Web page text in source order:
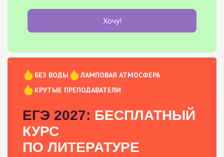
Хочу!
БЕЗ ВОДЫ
ЛАМПОВАЯ АТМОСФЕРА
КРУТЫЕ ПРЕПОДАВАТЕЛИ
ЕГЭ 2027: БЕСПЛАТНЫЙ
КУРС
ПО ЛИТЕРАТУРЕ